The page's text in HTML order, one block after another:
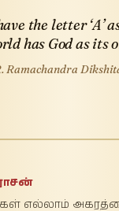
the letter ‘A’
has God as its
Ramachandra
எல்லாம்